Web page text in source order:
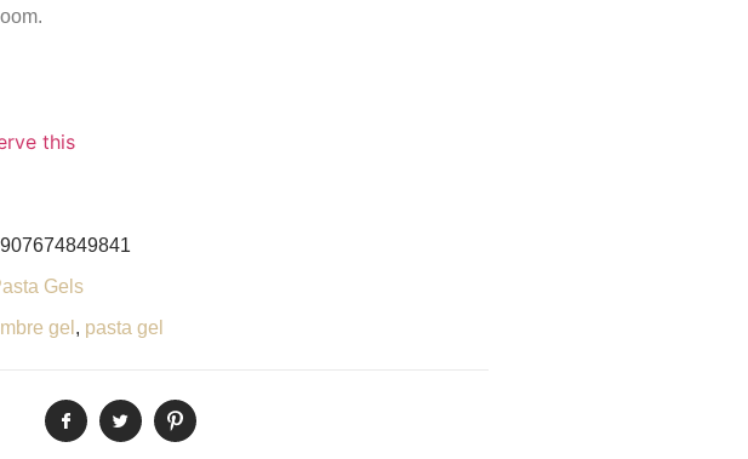
this
Gels
gel , pasta gel